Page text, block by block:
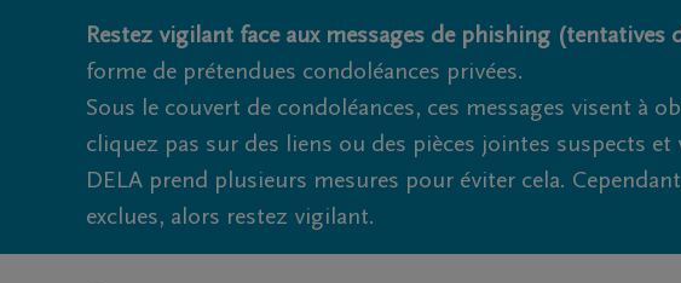
Restez vigilant face aux messages de phishing (tentatives
forme de prétendues condoléances privées.
Sous le couvert de condoléances, ces messages visent à
cliquez pas sur des liens ou des pièces jointes suspects
DELA prend plusieurs mesures pour éviter cela.
exclues, alors restez vigilant.